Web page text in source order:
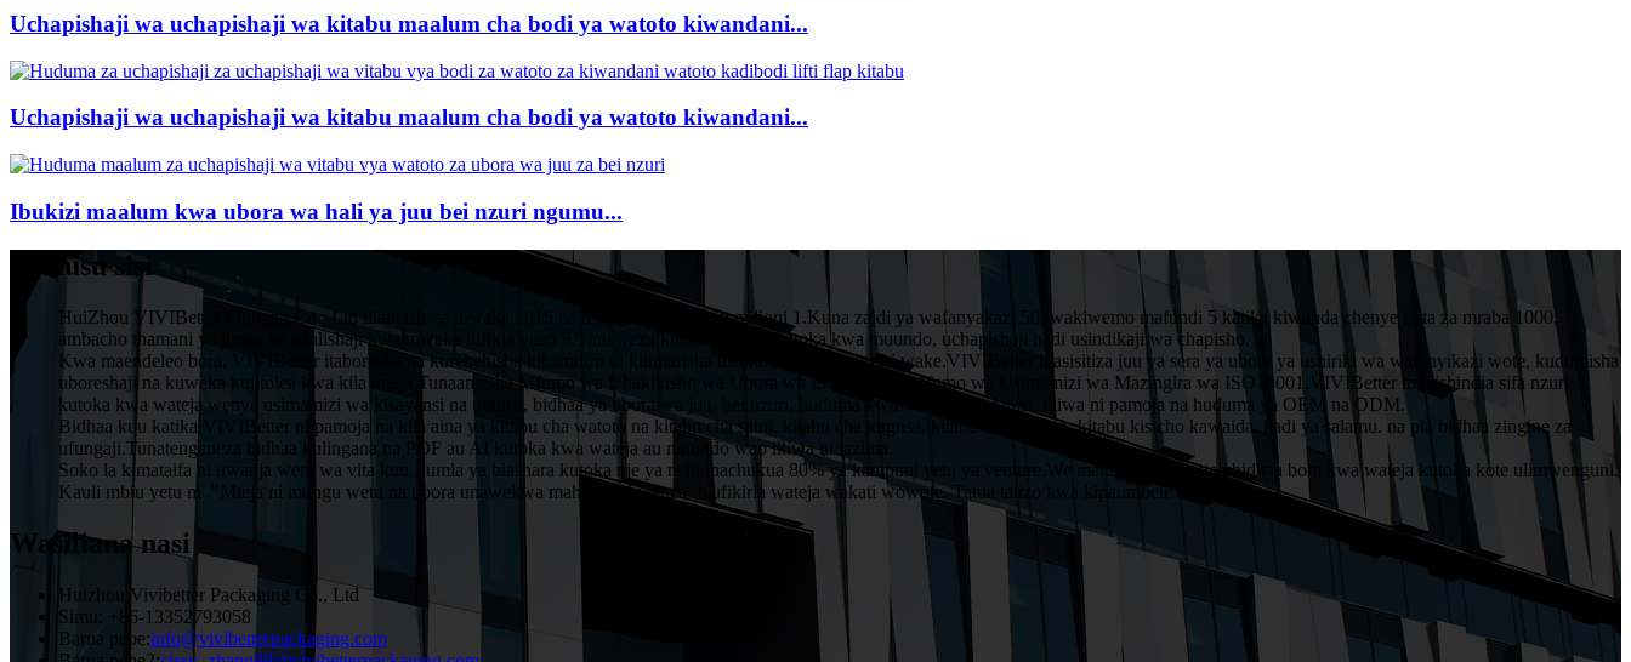
Uchapishaji wa uchapishaji wa kitabu maalum cha bodi ya watoto kiwandani...
Uchapishaji wa uchapishaji wa kitabu maalum cha bodi ya watoto kiwandani...
Ibukizi maalum kwa ubora wa hali ya juu bei nzuri ngumu...
Kuhusu sisi
HuiZhou VIVIBetter ufungaji Co., Ltd ilianzishwa mwaka 2015 na uwekezaji wa yuan milioni 1.Kuna zaidi ya wafanyakazi 50, wakiwemo mafundi 5 katika kiwanda chenye mita za mraba 1000,
ambacho thamani ya jumla ya uzalishaji kwa mwaka ilifikia yuan 5.Tunaweza kutoa huduma kutoka kwa muundo, uchapishaji hadi usindikaji wa chapisho.
Kwa maendeleo bora, VIVIBetter itaboresha na kurekebisha kikamilifu ili kuimarisha ushindani na ushawishi wake.VIVIBetter inasisitiza juu ya sera ya ubora ya ushiriki wa wafanyikazi wote, kudumisha
uboreshaji na kuweka kujitolea kwa kila mteja.Tunaanzisha Mfumo wa Uhakikisho wa Ubora wa ISO9001 na Mfumo wa Usimamizi wa Mazingira wa ISO14001.VIVIBetter imejishindia sifa nzuri
kutoka kwa wateja wenye usimamizi wa kisayansi na ufanisi, bidhaa ya ubora wa juu, bei nzuri, huduma kwa wakati na ufanisi, ikiwa ni pamoja na huduma ya OEM na ODM.
Bidhaa kuu katika VIVIBetter ni pamoja na kila aina ya kitabu cha watoto na kitabu cha sauti, kitabu cha kugusa, kitabu cha pop up, kitabu kisicho kawaida, kadi ya salamu. na pia bidhaa zingine za
ufungaji.Tunatengeneza bidhaa kulingana na PDF au AI kutoka kwa wateja au muundo wao ikiwa ni lazima.
Soko la kimataifa ni uwanja wetu wa vita kuu. Jumla ya biashara kutoka nje ya nchi inachukua 80% ya kampuni yetu ya venture.We matumaini ya kutoa bidhaa bora kwa wateja kutoka kote ulimwenguni.
Kauli mbiu yetu ni ."Mteja ni mungu wetu na ubora unawekwa mahali pa kwanza .Kufikiria wateja wakati wowote. Tatua tatizo kwa kipaumbele"
Wasiliana nasi
Huizhou Vivibetter Packaging Co., Ltd
Simu: +86-13352793058
Barua pepe:info@vivibetterpackaging.com